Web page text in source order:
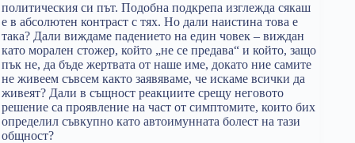
политическия си път. Подобна подкрепа изглежда сякаш
е в абсолютен контраст с тях. Но дали наистина това е
така? Дали виждаме падението на един човек – виждан
като морален стожер, който „не се предава“ и който, защо
пък не, да бъде жертвата от наше име, докато ние самите
не живеем съвсем както заявяваме, че искаме всички да
живеят? Дали в същност реакциите срещу неговото
решение са проявление на част от симптомите, които бих
определил съвкупно като автоимунната болест на тази
общност?